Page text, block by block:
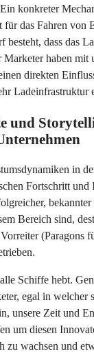
konkreter
für das Fahren von
besteht, dass das
haben mit
direkten
Ladeinfrastruktur
und
in
Fortschritt und
Bereich sind,
(Paragons
Schiffe hebt.
egal in welcher
unsere Zeit und
um diesen
zu wachsen und